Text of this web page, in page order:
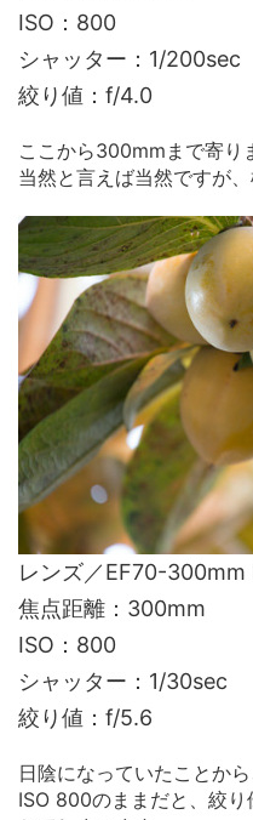
ISO：800
シャッター：1/200sec
絞り値：f/4.0
ここから300mmまで寄り
当然と言えば当然ですが
レンズ／EF70-
焦点距離：300mm
ISO：800
シャッター：1/30sec
絞り値：f/5.6
日陰になっていたことか
ISO 800のままだと、絞